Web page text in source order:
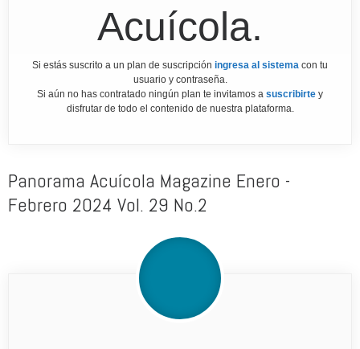
Acuícola.
Si estás suscrito a un plan de suscripción ingresa al sistema con tu
usuario y contraseña.
Si aún no has contratado ningún plan te invitamos a suscribirte y
disfrutar de todo el contenido de nuestra plataforma.
Panorama Acuícola Magazine Enero -
Febrero 2024 Vol. 29 No.2